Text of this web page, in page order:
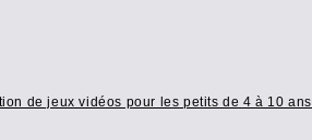
de jeux vidéos pour les petits de 4 à 10 ans